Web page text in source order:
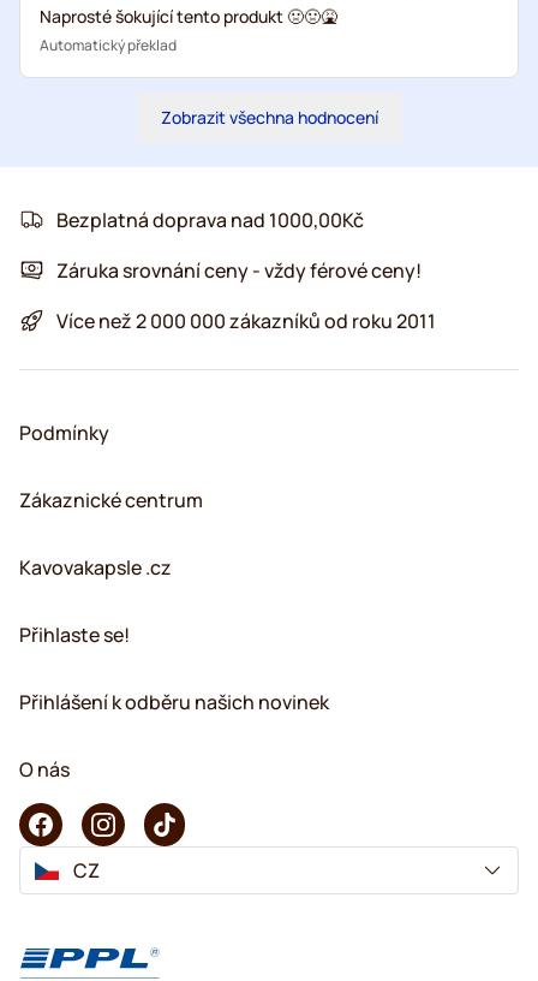
Naprosté šokující tento produkt 🤢🤢🤮
Automatický překlad
Zobrazit všechna hodnocení
Bezplatná doprava nad 1000,00Kč
Záruka srovnání ceny - vždy férové ceny!
Více než 2 000 000 zákazníků od roku 2011
Podmínky
Zákaznické centrum
Kavovakapsle .cz
Přihlaste se!
Přihlášení k odběru našich novinek
O nás
CZ